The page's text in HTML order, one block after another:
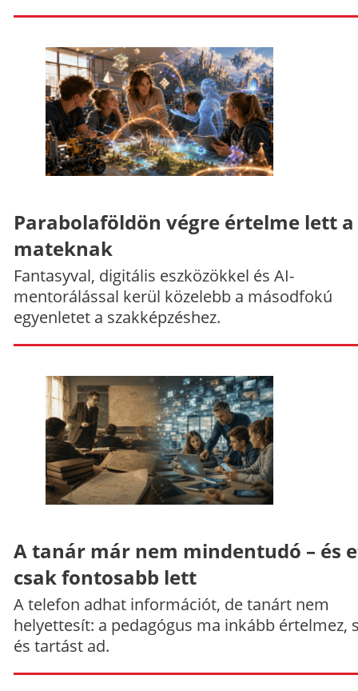
Parabolaföldön végre értelme lett a
mateknak
Fantasyval, digitális eszközökkel és AI-
mentorálással kerül közelebb a másodfokú
egyenletet a szakképzéshez.
A tanár már nem mindentudó – és
csak fontosabb lett
A telefon adhat információt, de tanárt nem
helyettesít: a pedagógus ma inkább értelmez,
és tartást ad.